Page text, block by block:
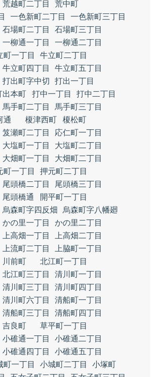
荒越町二丁目
荒中町
一色新町二丁目
一色新町三丁目
石場町二丁目
石場町三丁目
一柳通一丁目
一柳通二丁目
町一丁目
牛立町二丁目
牛立町四丁目
牛立町五丁目
打出町字中切
打出一丁目
出本町 打中一丁目
打中二丁目
馬手町二丁目
馬手町三丁目
通 榎津西町
榎松町
笈瀬町二丁目
応仁町一丁目
大塩町一丁目
大塩町二丁目
大畑町一丁目
大畑町二丁目
町一丁目
押元町二丁目
尾頭橋二丁目
尾頭橋三丁目
尾頭橋通
開平町一丁目
烏森町字四反畑
烏森町字八幡廻
かの里一丁目
かの里二丁目
上高畑一丁目
上高畑二丁目
上流町二丁目
上脇町一丁目
川前町
北江町一丁目
北江町三丁目
清川町一丁目
清川町三丁目
清川町四丁目
清川町六丁目
清船町一丁目
清船町三丁目
清船町四丁目
吉良町
草平町一丁目
小碓通一丁目
小碓通二丁目
小碓通四丁目
小碓通五丁目
町一丁目 小城町二丁目
小塚町